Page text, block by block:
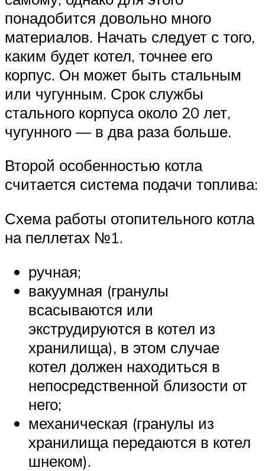
понадобится довольно много
материалов. Начать следует с того,
каким будет котел, точнее его
корпус. Он может быть стальным
или чугунным. Срок службы
стального корпуса около 20 лет,
чугунного — в два раза больше.
Второй особенностью котла
считается система подачи топлива:
Схема работы отопительного котла
на пеллетах №1.
ручная;
вакуумная (гранулы
всасываются или
экструдируются в котел из
хранилища), в этом случае
котел должен находиться в
непосредственной близости от
него;
механическая (гранулы из
хранилища передаются в котел
шнеком).